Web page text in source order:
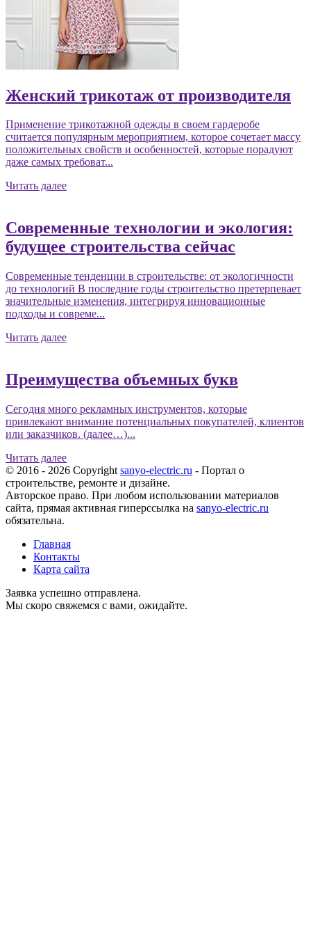
Женский трикотаж от производителя
Применение трикотажной одежды в своем гардеробе
считается популярным мероприятием, которое сочетает массу
положительных свойств и особенностей, которые порадуют
даже самых требоват...
Читать далее
Современные технологии и экология:
будущее строительства сейчас
Современные тенденции в строительстве: от экологичности
до технологий В последние годы строительство претерпевает
значительные изменения, интегрируя инновационные
подходы и совреме...
Читать далее
Преимущества объемных букв
Сегодня много рекламных инструментов, которые
привлекают внимание потенциальных покупателей, клиентов
или заказчиков. (далее…)...
Читать далее
© 2016 - 2026 Copyright sanyo-electric.ru - Портал о
строительстве, ремонте и дизайне.
Авторское право. При любом использовании материалов
сайта, прямая активная гиперссылка на sanyo-electric.ru
обязательна.
Главная
Контакты
Карта сайта
Заявка успешно отправлена.
Мы скоро свяжемся с вами, ожидайте.